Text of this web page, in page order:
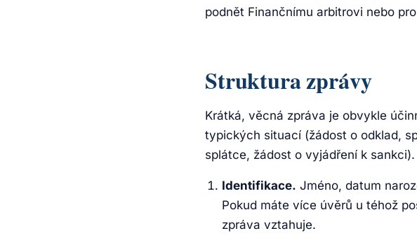
podnět Finančnímu arbitrovi nebo
Struktura zprávy
Krátká, věcná zpráva je obvykle
typických situací (žádost o odklad,
splátce, žádost o vyjádření k sankci).
Identifikace. Jméno, datum
Pokud máte více úvěrů u téhož
zpráva vztahuje.